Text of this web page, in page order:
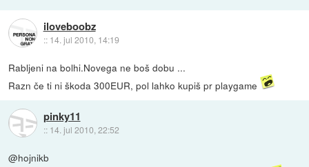
iloveboobz
:: 14. jul 2010, 14:19
Rabljeni na bolhi.Novega ne boš dobu ...
Razn če ti ni škoda 300EUR, pol lahko kupiš pr playgame
pinky11
:: 14. jul 2010, 22:52
@hojnikb